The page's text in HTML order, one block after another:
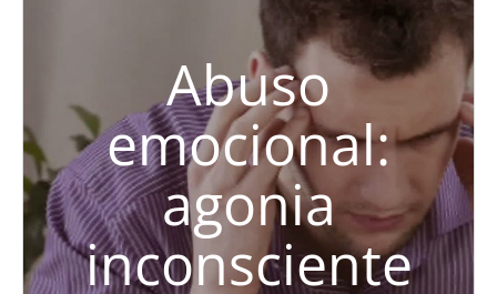
Abuso
emocional:
agonia
inconsciente